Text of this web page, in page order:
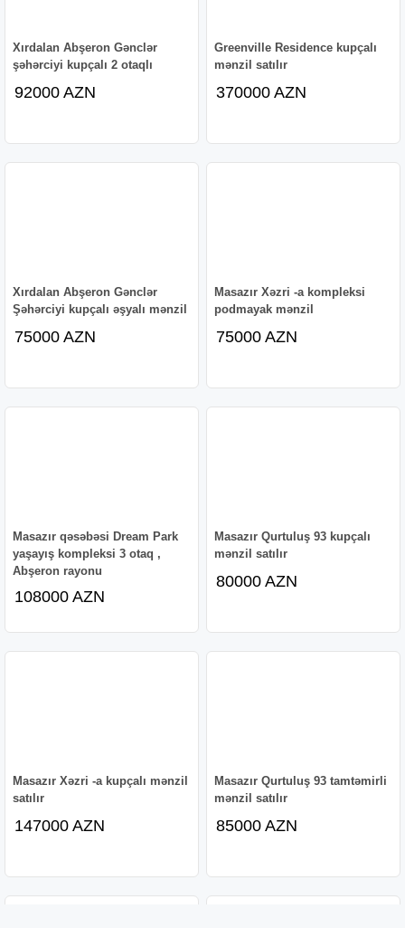
Xırdalan Abşeron Gənclər
şəhərciyi kupçalı 2 otaqlı
92000 AZN
Greenville Residence kupçalı
mənzil satılır
370000 AZN
Xırdalan Abşeron Gənclər
Şəhərciyi kupçalı əşyalı mənzil
75000 AZN
Masazır Xəzri -a kompleksi
podmayak mənzil
75000 AZN
Masazır qəsəbəsi Dream Park
yaşayış kompleksi 3 otaq ,
Abşeron rayonu
108000 AZN
Masazır Qurtuluş 93 kupçalı
mənzil satılır
80000 AZN
Masazır Xəzri -a kupçalı mənzil
satılır
147000 AZN
Masazır Qurtuluş 93 tamtəmirli
mənzil satılır
85000 AZN